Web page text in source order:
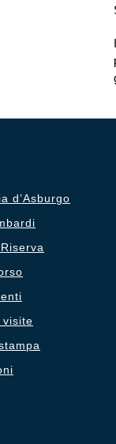
d’Asburgo
visite